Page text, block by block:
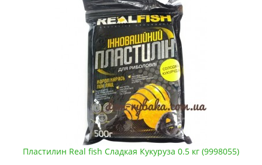
Пластилин Real fish Сладкая Кукуруза 0.5 кг (9998055)